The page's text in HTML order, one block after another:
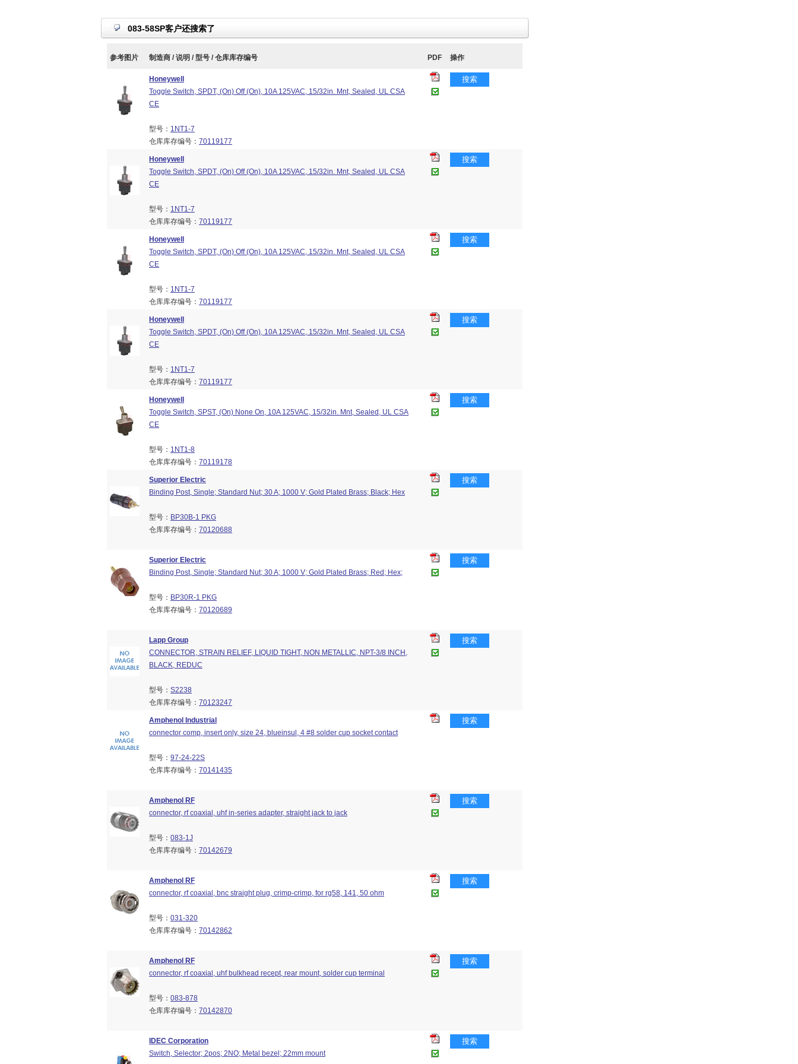
083-58SP客户还搜索了
参考图片 制造商 / 说明 / 型号 / 仓库库存编号 PDF 操作
Honeywell
Toggle Switch, SPDT, (On) Off (On), 10A 125VAC, 15/32in. Mnt, Sealed, UL CSA
CE
型号： 1NT1-7
仓库库存编号： 70119177
搜索
Honeywell
Toggle Switch, SPDT, (On) Off (On), 10A 125VAC, 15/32in. Mnt, Sealed, UL CSA
CE
型号： 1NT1-7
仓库库存编号： 70119177
搜索
Honeywell
Toggle Switch, SPDT, (On) Off (On), 10A 125VAC, 15/32in. Mnt, Sealed, UL CSA
CE
型号： 1NT1-7
仓库库存编号： 70119177
搜索
Honeywell
Toggle Switch, SPDT, (On) Off (On), 10A 125VAC, 15/32in. Mnt, Sealed, UL CSA
CE
型号： 1NT1-7
仓库库存编号： 70119177
搜索
Honeywell
Toggle Switch, SPST, (On) None On, 10A 125VAC, 15/32in. Mnt, Sealed, UL CSA
CE
型号： 1NT1-8
仓库库存编号： 70119178
搜索
Superior Electric
Binding Post, Single; Standard Nut; 30 A; 1000 V; Gold Plated Brass; Black; Hex
型号： BP30B-1 PKG
仓库库存编号： 70120688
搜索
Superior Electric
Binding Post, Single; Standard Nut; 30 A; 1000 V; Gold Plated Brass; Red; Hex;
型号： BP30R-1 PKG
仓库库存编号： 70120689
搜索
Lapp Group
CONNECTOR, STRAIN RELIEF, LIQUID TIGHT, NON METALLIC, NPT-3/8 INCH,
BLACK, REDUC
型号： S2238
仓库库存编号： 70123247
搜索
Amphenol Industrial
connector comp, insert only, size 24, blueinsul, 4 #8 solder cup socket contact
型号： 97-24-22S
仓库库存编号： 70141435
搜索
Amphenol RF
connector, rf coaxial, uhf in-series adapter, straight jack to jack
型号： 083-1J
仓库库存编号： 70142679
搜索
Amphenol RF
connector, rf coaxial, bnc straight plug, crimp-crimp, for rg58, 141, 50 ohm
型号： 031-320
仓库库存编号： 70142862
搜索
Amphenol RF
connector, rf coaxial, uhf bulkhead recept, rear mount, solder cup terminal
型号： 083-878
仓库库存编号： 70142870
搜索
IDEC Corporation
Switch, Selector; 2pos; 2NO; Metal bezel; 22mm mount
搜索